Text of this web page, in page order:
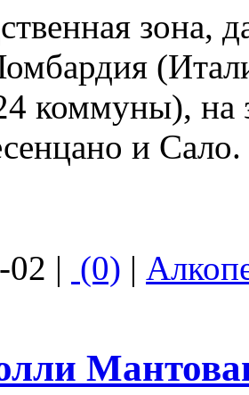
зона,
коммуны), на
и
| (0) |